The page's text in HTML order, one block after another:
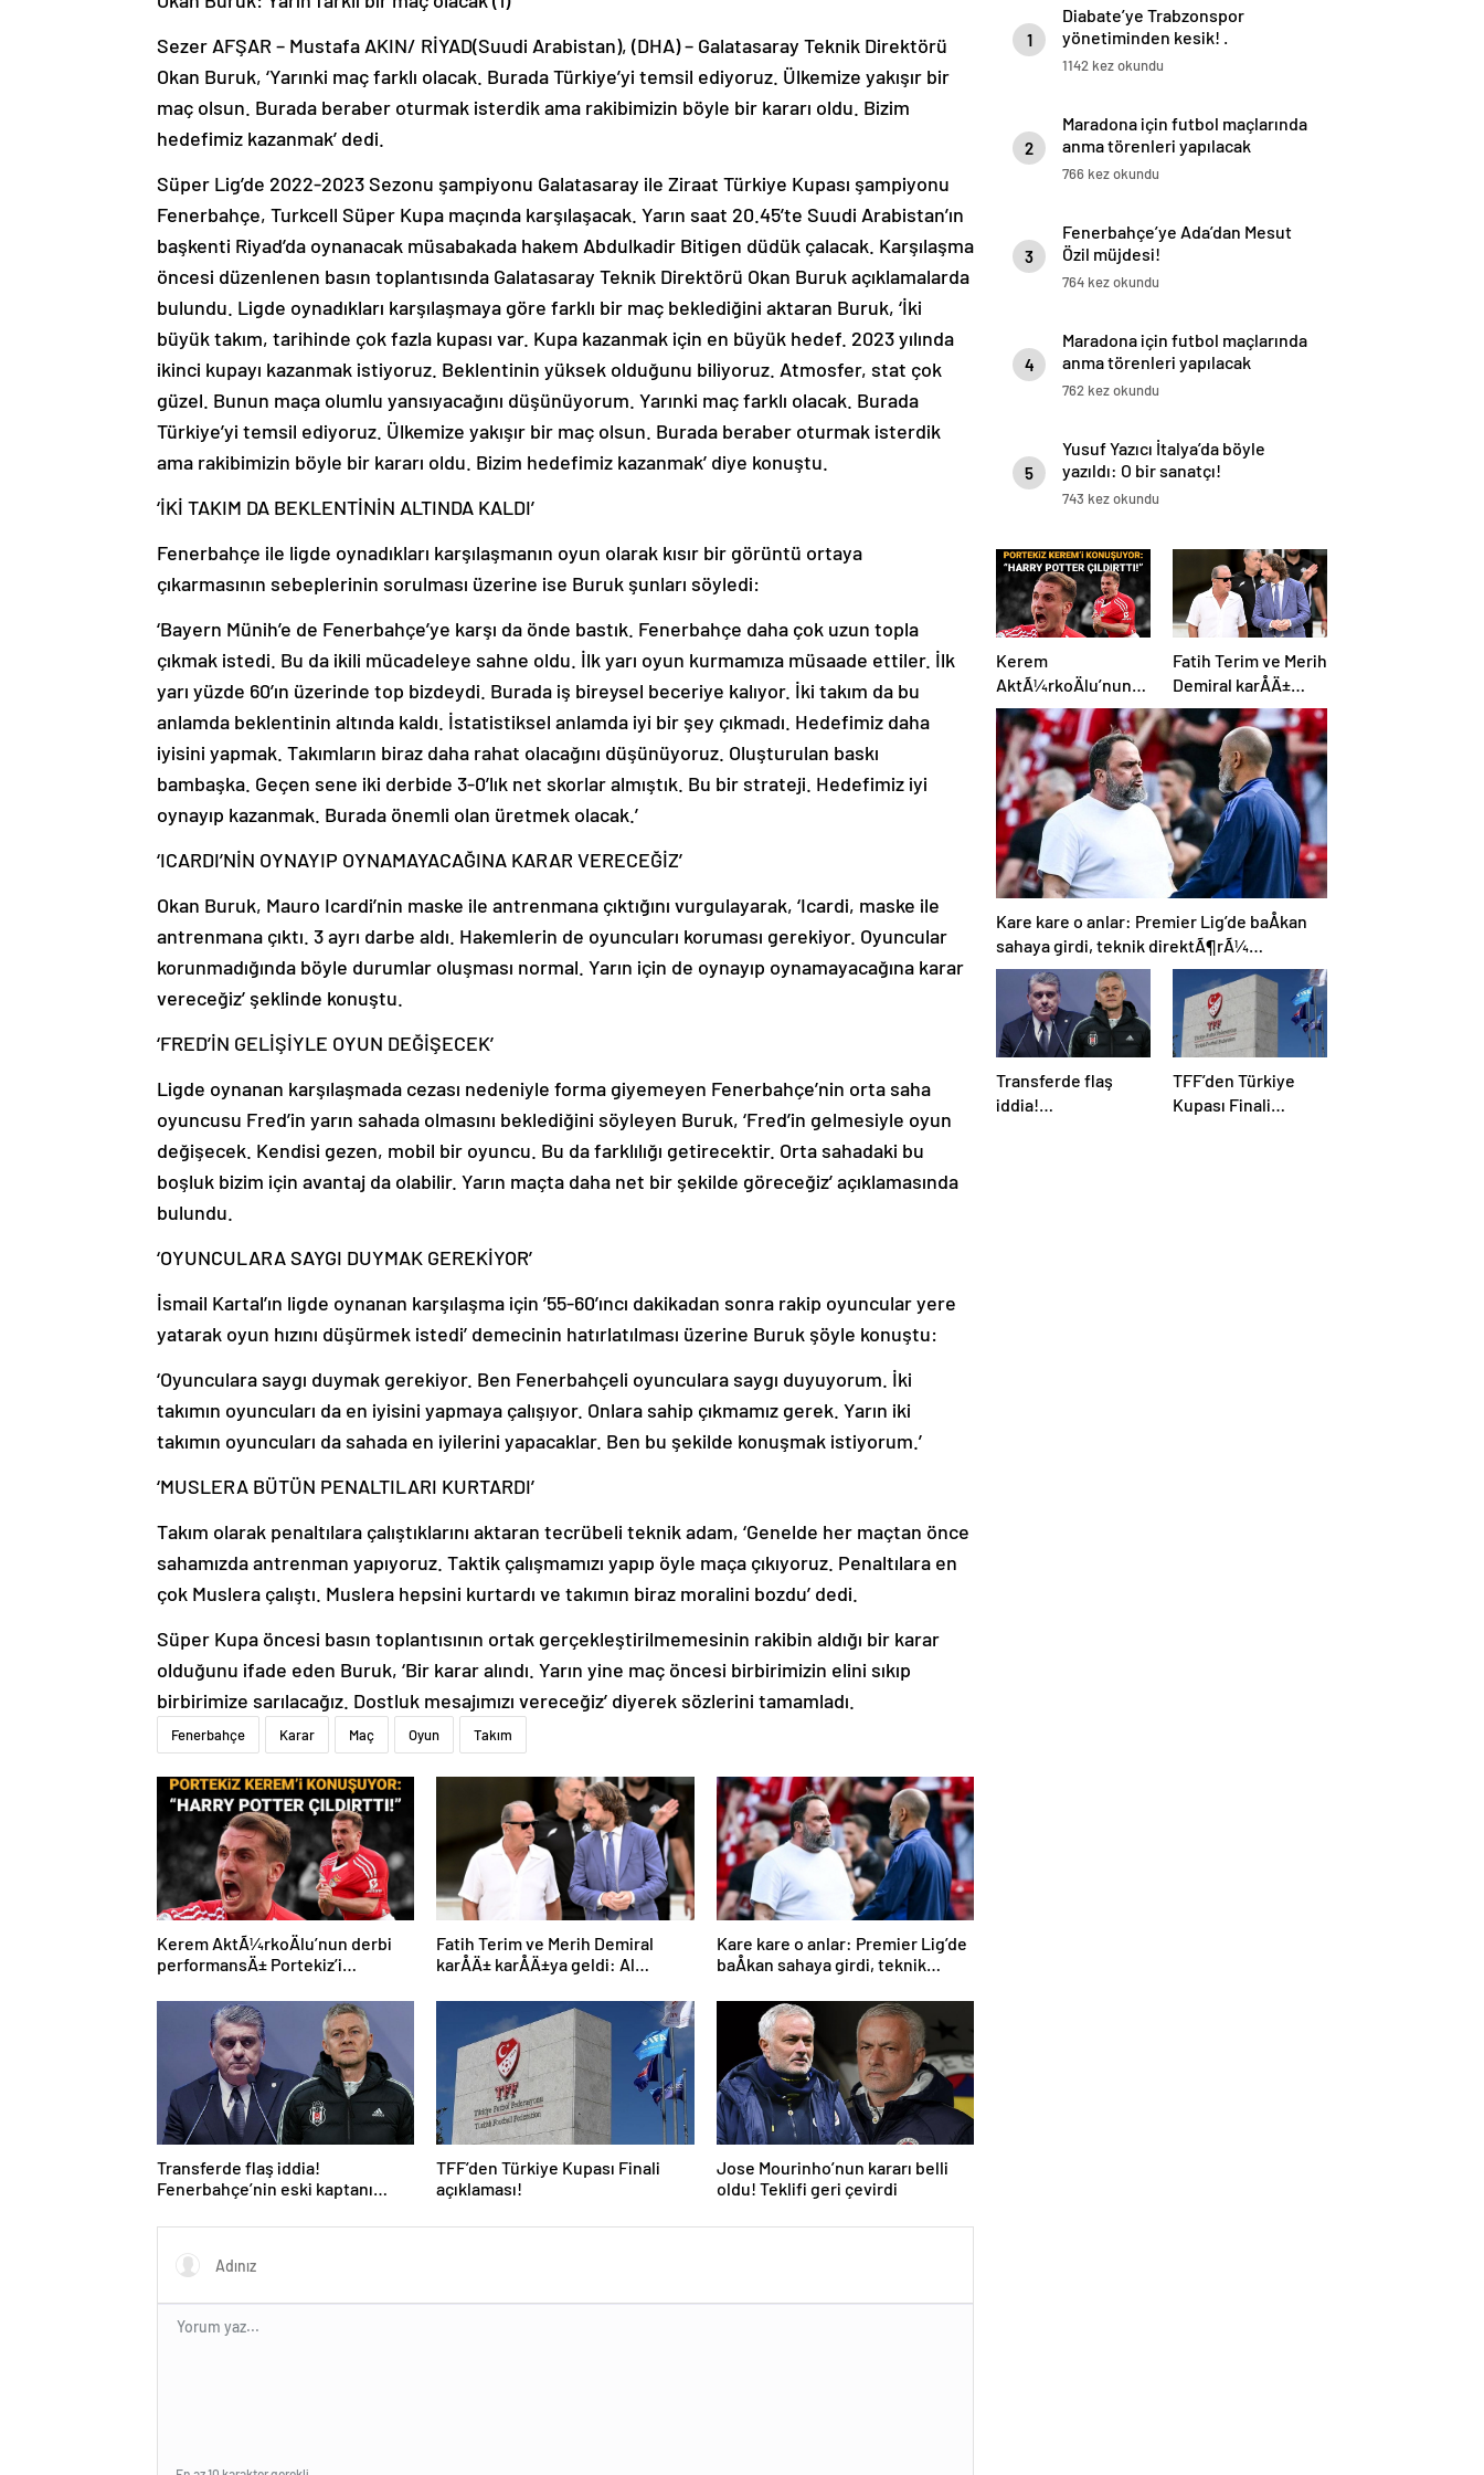
Sezer AFŞAR – Mustafa AKIN/ RİYAD(Suudi Arabistan), (DHA) – Galatasaray Teknik Direktörü
Okan Buruk, ‘Yarınki maç farklı olacak. Burada Türkiye’yi temsil ediyoruz. Ülkemize yakışır bir
maç olsun. Burada beraber oturmak isterdik ama rakibimizin böyle bir kararı oldu. Bizim
hedefimiz kazanmak’ dedi.
Süper Lig’de 2022-2023 Sezonu şampiyonu Galatasaray ile Ziraat Türkiye Kupası şampiyonu
Fenerbahçe, Turkcell Süper Kupa maçında karşılaşacak. Yarın saat 20.45’te Suudi Arabistan’ın
başkenti Riyad’da oynanacak müsabakada hakem Abdulkadir Bitigen düdük çalacak. Karşılaşma
öncesi düzenlenen basın toplantısında Galatasaray Teknik Direktörü Okan Buruk açıklamalarda
bulundu. Ligde oynadıkları karşılaşmaya göre farklı bir maç beklediğini aktaran Buruk, ‘İki
büyük takım, tarihinde çok fazla kupası var. Kupa kazanmak için en büyük hedef. 2023 yılında
ikinci kupayı kazanmak istiyoruz. Beklentinin yüksek olduğunu biliyoruz. Atmosfer, stat çok
güzel. Bunun maça olumlu yansıyacağını düşünüyorum. Yarınki maç farklı olacak. Burada
Türkiye’yi temsil ediyoruz. Ülkemize yakışır bir maç olsun. Burada beraber oturmak isterdik
ama rakibimizin böyle bir kararı oldu. Bizim hedefimiz kazanmak’ diye konuştu.
‘İKİ TAKIM DA BEKLENTİNİN ALTINDA KALDI’
Fenerbahçe ile ligde oynadıkları karşılaşmanın oyun olarak kısır bir görüntü ortaya
çıkarmasının sebeplerinin sorulması üzerine ise Buruk şunları söyledi:
‘Bayern Münih’e de Fenerbahçe’ye karşı da önde bastık. Fenerbahçe daha çok uzun topla
çıkmak istedi. Bu da ikili mücadeleye sahne oldu. İlk yarı oyun kurmamıza müsaade ettiler. İlk
yarı yüzde 60’ın üzerinde top bizdeydi. Burada iş bireysel beceriye kalıyor. İki takım da bu
anlamda beklentinin altında kaldı. İstatistiksel anlamda iyi bir şey çıkmadı. Hedefimiz daha
iyisini yapmak. Takımların biraz daha rahat olacağını düşünüyoruz. Oluşturulan baskı
bambaşka. Geçen sene iki derbide 3-0’lık net skorlar almıştık. Bu bir strateji. Hedefimiz iyi
oynayıp kazanmak. Burada önemli olan üretmek olacak.’
‘ICARDI’NİN OYNAYIP OYNAMAYACAĞINA KARAR VERECEĞİZ’
Okan Buruk, Mauro Icardi’nin maske ile antrenmana çıktığını vurgulayarak, ‘Icardi, maske ile
antrenmana çıktı. 3 ayrı darbe aldı. Hakemlerin de oyuncuları koruması gerekiyor. Oyuncular
korunmadığında böyle durumlar oluşması normal. Yarın için de oynayıp oynamayacağına karar
vereceğiz’ şeklinde konuştu.
‘FRED’İN GELİŞİYLE OYUN DEĞİŞECEK’
Ligde oynanan karşılaşmada cezası nedeniyle forma giyemeyen Fenerbahçe’nin orta saha
oyuncusu Fred’in yarın sahada olmasını beklediğini söyleyen Buruk, ‘Fred’in gelmesiyle oyun
değişecek. Kendisi gezen, mobil bir oyuncu. Bu da farklılığı getirecektir. Orta sahadaki bu
boşluk bizim için avantaj da olabilir. Yarın maçta daha net bir şekilde göreceğiz’ açıklamasında
bulundu.
‘OYUNCULARA SAYGI DUYMAK GEREKİYOR’
İsmail Kartal’ın ligde oynanan karşılaşma için ’55-60’ıncı dakikadan sonra rakip oyuncular yere
yatarak oyun hızını düşürmek istedi’ demecinin hatırlatılması üzerine Buruk şöyle konuştu:
‘Oyunculara saygı duymak gerekiyor. Ben Fenerbahçeli oyunculara saygı duyuyorum. İki
takımın oyuncuları da en iyisini yapmaya çalışıyor. Onlara sahip çıkmamız gerek. Yarın iki
takımın oyuncuları da sahada en iyilerini yapacaklar. Ben bu şekilde konuşmak istiyorum.’
‘MUSLERA BÜTÜN PENALTILARI KURTARDI’
Takım olarak penaltılara çalıştıklarını aktaran tecrübeli teknik adam, ‘Genelde her maçtan önce
sahamızda antrenman yapıyoruz. Taktik çalışmamızı yapıp öyle maça çıkıyoruz. Penaltılara en
çok Muslera çalıştı. Muslera hepsini kurtardı ve takımın biraz moralini bozdu’ dedi.
Süper Kupa öncesi basın toplantısının ortak gerçekleştirilmemesinin rakibin aldığı bir karar
olduğunu ifade eden Buruk, ‘Bir karar alındı. Yarın yine maç öncesi birbirimizin elini sıkıp
birbirimize sarılacağız. Dostluk mesajımızı vereceğiz’ diyerek sözlerini tamamladı.
Fenerbahçe Karar Maç Oyun Takım
Kerem AktÃ¼rkoÄlu’nun derbi
performansÄ± Portekiz’i
Ã§Ä±ldÄ±rttÄ±!”
Fatih Terim ve Merih Demiral
karÅÄ± karÅÄ±ya geldi: Al
Kare kare o anlar: Premier Lig’de
baÅkan sahaya girdi, teknik
Transferde flaş iddia!
Fenerbahçe’nin eski kaptanı
TFF’den Türkiye Kupası Finali
açıklaması!
Jose Mourinho’nun kararı belli
oldu! Teklifi geri çevirdi
1
Diabate’ye Trabzonspor
yönetiminden kesik! .
1142 kez okundu
2
Maradona için futbol maçlarında
anma törenleri yapılacak
766 kez okundu
3
Fenerbahçe’ye Ada’dan Mesut
Özil müjdesi!
764 kez okundu
4
Maradona için futbol maçlarında
anma törenleri yapılacak
762 kez okundu
5
Yusuf Yazıcı İtalya’da böyle
yazıldı: O bir sanatçı!
743 kez okundu
Kerem
AktÃ¼rkoÄlu’nun
derbi performansÄ±
Portekiz’i
bÃ¼yÃ¼ledi:
“Harry Potter
Ã§Ä±ldÄ±rttÄ±!”
Fatih Terim ve Merih
Demiral karÅÄ±
karÅÄ±ya geldi: Al
Shabab, Al Ahli’yi
maÄlup etti
Kare kare o anlar: Premier Lig’de baÅkan
sahaya girdi, teknik direktÃ¶rÃ¼
azarladÄ±!
Transferde flaş
iddia!
TFF’den Türkiye
Kupası Finali